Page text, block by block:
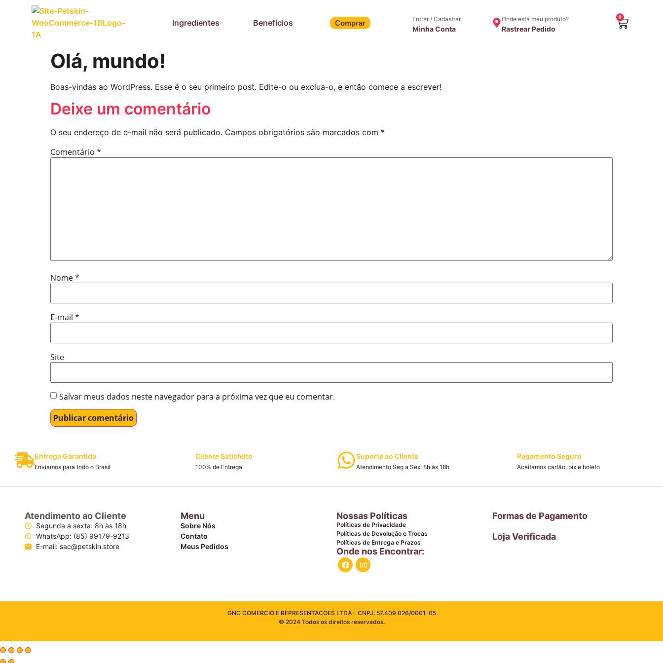
Ingredientes Benefícios Comprar Entrar / Cadastrar
Minha Conta
Onde está meu produto?
Rastrear Pedido
0
Olá, mundo!
Boas-vindas ao WordPress. Esse é o seu primeiro post. Edite-o ou exclua-o, e então comece a escrever!
Deixe um comentário
O seu endereço de e-mail não será publicado. Campos obrigatórios são marcados com *
Comentário *
Nome*
E-mail *
Site
Salvar meus dados neste navegador para a próxima vez que eu comentar.
Entrega Garantida
Enviamos para todo o Brasil
Cliente Satisfeito
100% de Entrega
Suporte ao Cliente
Atendimento Seg a Sex: 8h às 18h
Pagamento Seguro
Aceitamos cartão, pix e boleto
Atendimento ao Cliente
Segunda a sexta: 8h às 18h
WhatsApp: (85) 99179-9213
E-mail: sac@petskin.store
Menu
Sobre Nós
Contato
Meus Pedidos
Nossas Políticas
Políticas de Privacidade
Políticas de Devolução e Trocas
Políticas de Entrega e Prazos
Onde nos Encontrar:
Formas de Pagamento
Loja Verificada
GNC COMERCIO E REPRESENTACOES LTDA – CNPJ: 57.409.026/0001-05
© 2024 Todos os direitos reservados.